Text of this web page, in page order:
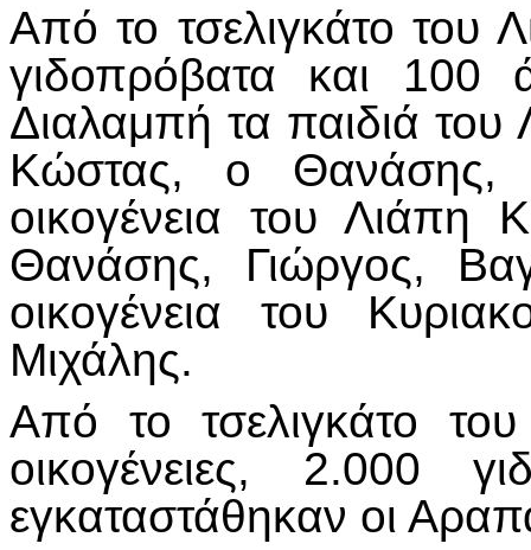
Από το τσελιγκάτο του
γιδοπρόβατα και 100
Διαλαμπή τα παιδιά
Κώστας, ο Θανάσης,
οικογένεια του Λιάπη
Θανάσης, Γιώργος,
οικογένεια του
Μιχάλης.
Από το τσελιγκάτο
οικογένειες, 2.000
εγκαταστάθηκαν οι